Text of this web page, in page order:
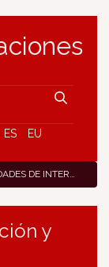
ES EU
Y AUTONOMÍA SOCIAL
y